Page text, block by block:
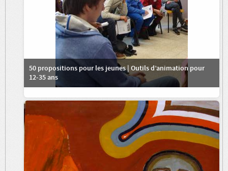
50 propositions pour les jeunes | Outils d’animation pour
12-35 ans